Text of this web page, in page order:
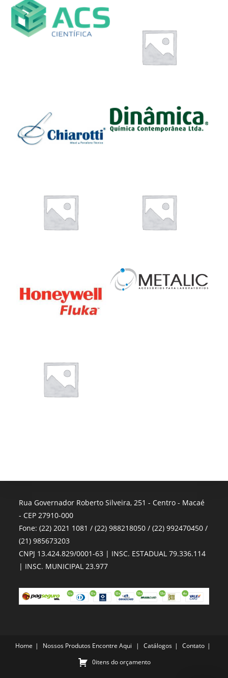
Rua Governador Roberto Silveira, 251 - Centro - Macaé
- CEP 27910-000
Fone: (22) 2021 1081 / (22) 988218050 / (22) 992470450 /
(21) 985673203
CNPJ 13.424.829/0001-63 | INSC. ESTADUAL 79.336.114
| INSC. MUNICIPAL 23.977
Home Nossos Produtos Encontre Aqui Catálogos
Contato
0itens do orçamento